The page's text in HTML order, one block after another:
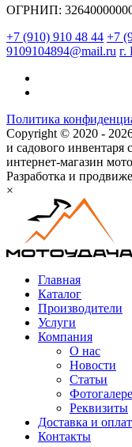
ОГРНИП:
+7 (910) 910 48 44 +7
9109104894@mail.ru г.
Политика
Copyright © 2020 -
и садового
интернет-магазин
Разработка и
×
Главная
Каталог
Производители
Услуги
Компания
О нас
Новости
Статьи
Реквизиты
Доставка и
Контакты